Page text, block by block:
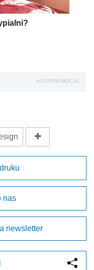
AUTOPROMOCJA
nas
newsletter